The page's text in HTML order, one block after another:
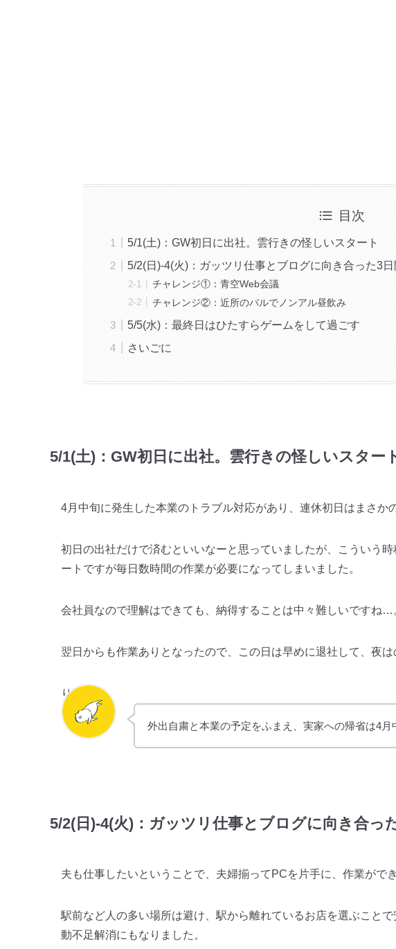
目次
5/1(土)：GW初日に出社。雲行きの怪しいスタート
5/2(日)-4(火)：ガッツリ仕事とブログに向き合った3日
チャレンジ①：青空Web会議
チャレンジ②：近所のバルでノンアル昼飲み
5/5(水)：最終日はひたすらゲームをして過ごす
さいごに
5/1(土)：GW初日に出社。雲行きの怪しいスター
4月中旬に発生した本業のトラブル対応があり、連休初日はまさか
初日の出社だけで済むといいなーと思っていましたが、こういう
ートですが毎日数時間の作業が必要になってしまいました。
会社員なので理解はできても、納得することは中々難しいですね…
翌日からも作業ありとなったので、この日は早めに退社して、夜は
りりー
外出自粛と本業の予定をふまえ、実家への帰省は4月
5/2(日)-4(火)：ガッツリ仕事とブログに向き合っ
夫も仕事したいということで、夫婦揃ってPCを片手に、作業がで
駅前など人の多い場所は避け、駅から離れているお店を選ぶこと
動不足解消にもなりました。